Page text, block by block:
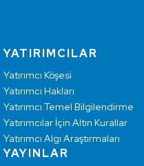
YATIRIMCILAR
Yatırımcı Köşesi
Yatırımcı Hakları
Yatırımcı Temel Bilgilendirme
Yatırımcılar İçin Altın Kurallar
Yatırımcı Algı Araştırmaları
YAYINLAR